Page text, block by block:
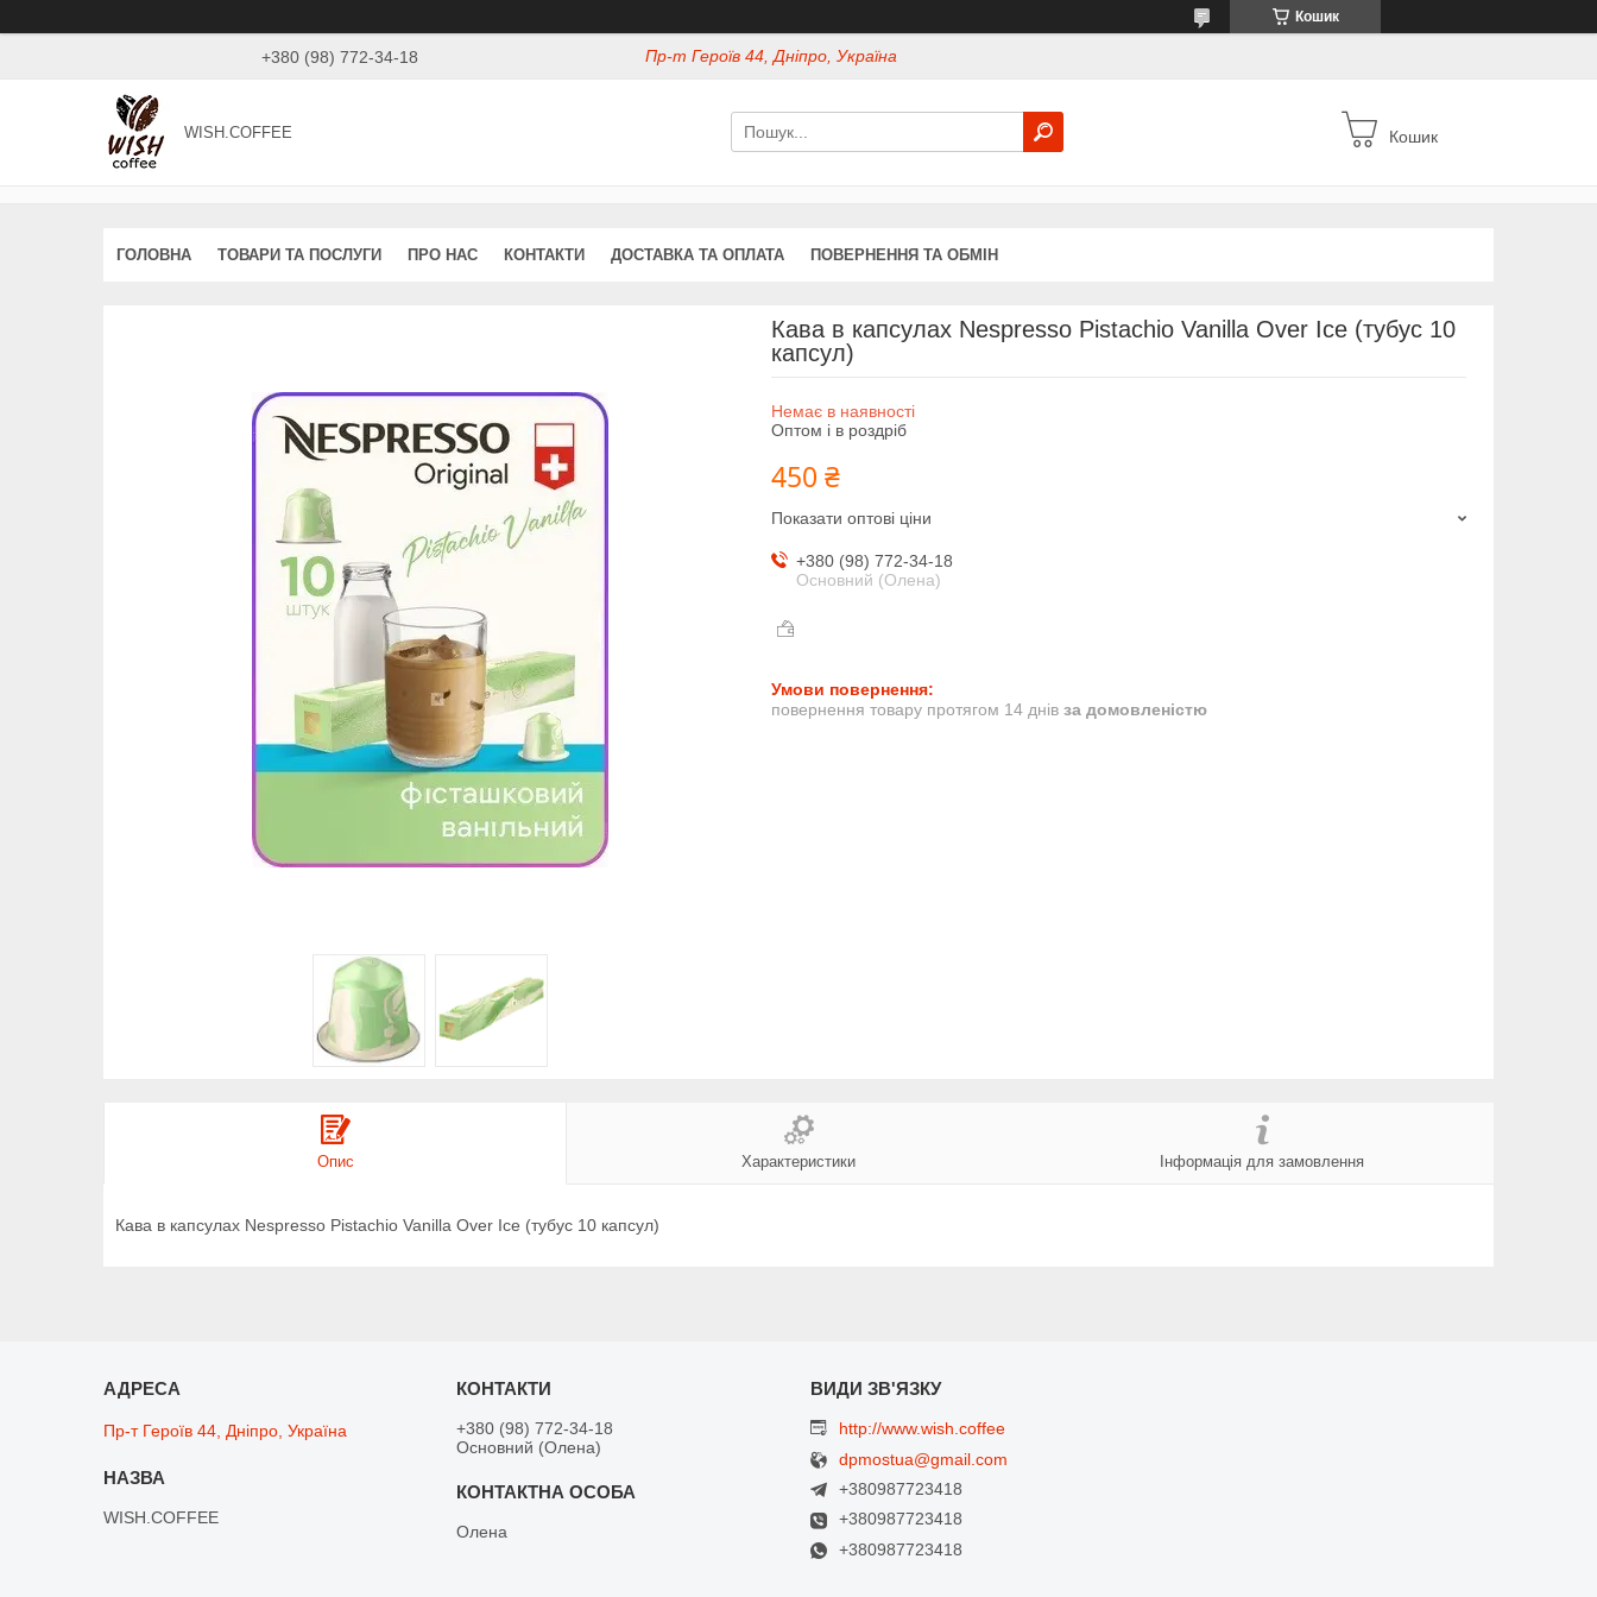
Кошик
+380 (98) 772-34-18 Пр-т Героїв 44, Дніпро, Україна
WISH.COFFEE Кошик
ГОЛОВНА ТОВАРИ ТА ПОСЛУГИ ПРО НАС КОНТАКТИ ДОСТАВКА ТА ОПЛАТА ПОВЕРНЕННЯ ТА ОБМІН
Кава в капсулах Nespresso Pistachio Vanilla Over Ice (тубус 10
капсул)
Немає в наявності
Оптом і в роздріб
450 ₴
Показати оптові ціни
+380 (98) 772-34-18
Основний (Олена)
повернення товару протягом 14 днів за домовленістю
Опис Характеристики Інформація для замовлення
Кава в капсулах Nespresso Pistachio Vanilla Over Ice (тубус 10 капсул)
Пр-т Героїв 44, Дніпро, Україна
WISH.COFFEE
+380 (98) 772-34-18
Основний (Олена)
Олена
http://www.wish.coffee
dpmostua@gmail.com
+380987723418
+380987723418
+380987723418